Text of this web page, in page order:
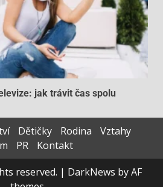
jak trávit čas spolu
Dětičky Rodina
Vztahy
PR
Kontakt
reserved. | DarkNews by AF